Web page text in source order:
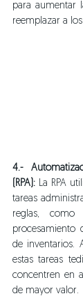
para aumentar
reemplazar a
4.-
(RPA): La RPA
tareas
reglas,
procesamiento
de inventarios.
estas tareas
concentren en
de mayor valor.